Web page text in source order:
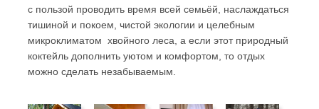
с пользой проводить время всей семьёй, наслаждаться
тишиной и покоем, чистой экологии и целебным
микроклиматом хвойного леса, а если этот природный
коктейль дополнить уютом и комфортом, то отдых
можно сделать незабываемым.